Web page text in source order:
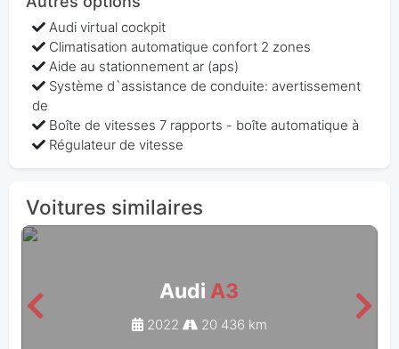
Audi virtual cockpit
Climatisation automatique confort 2 zones
Aide au stationnement ar (aps)
Système d`assistance de conduite: avertissement
de
Boîte de vitesses 7 rapports - boîte automatique à
Régulateur de vitesse
Voitures similaires
Audi A3
2022 20 436 km